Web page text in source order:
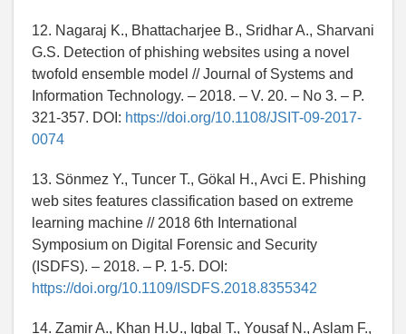
12. Nagaraj K., Bhattacharjee B., Sridhar A., Sharvani
G.S. Detection of phishing websites using a novel
twofold ensemble model // Journal of Systems and
Information Technology. – 2018. – V. 20. – No 3. – P.
321-357. DOI: https://doi.org/10.1108/JSIT-09-2017-
0074
13. Sönmez Y., Tuncer T., Gökal H., Avci E. Phishing
web sites features classification based on extreme
learning machine // 2018 6th International
Symposium on Digital Forensic and Security
(ISDFS). – 2018. – P. 1-5. DOI:
https://doi.org/10.1109/ISDFS.2018.8355342
14. Zamir A., Khan H.U., Iqbal T., Yousaf N., Aslam F.,